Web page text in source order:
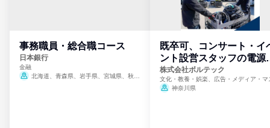
事務職員・総合職コース
日本銀行
金融
北海道、青森県、岩手県、宮城県、秋田
既卒可、コンサート・イ
ント設営スタッフの電源
門
株式会社ボルテック
文化・教養・娯楽、広告・メディア・マ
ミ、電力・ガス・水道・エネルギー
神奈川県